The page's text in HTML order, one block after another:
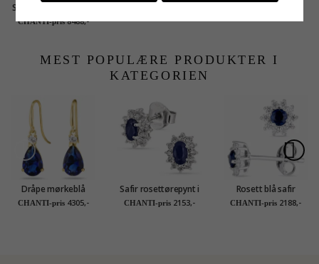
Safir diamantanheng
i 14 karat gull 0,04 ct
CHANTI-pris 8488,-
MEST POPULÆRE PRODUKTER I
KATEGORIEN
Dråpe mørkeblå
gulløredobb i 14
CHANTI-pris 4305,-
Safir rosettørepynt i
rodinert sølv
CHANTI-pris 2153,-
Rosett blå safir
ørestikker i sølv
CHANTI-pris 2188,-